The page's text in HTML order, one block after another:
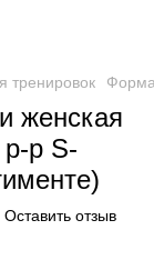
тренировок Форма
женская
р S-
Оставить отзыв